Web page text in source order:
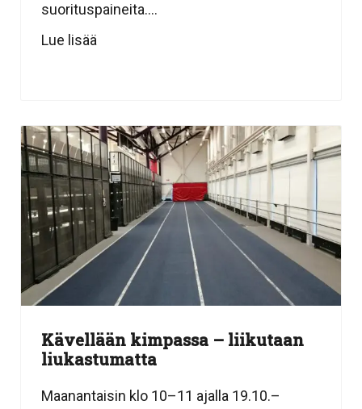
suorituspaineita....
Lue lisää
Kävellään kimpassa – liikutaan
liukastumatta
Maanantaisin klo 10–11 ajalla 19.10.–